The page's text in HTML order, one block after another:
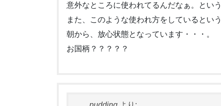
意外なところに使われてるんだなぁ。とい
また、このような使われ方をしているとい
朝から、放心状態となっています・・・。
お国柄？？？？？